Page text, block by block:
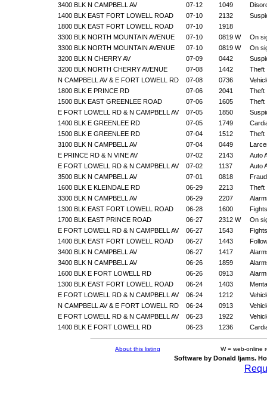
3400 BLK N CAMPBELL AV
07-12 1049
1400 BLK EAST FORT LOWELL ROAD
07-10 2132
1800 BLK EAST FORT LOWELL ROAD
07-10
1918
3300 BLK NORTH MOUNTAIN AVENUE
07-10 0819 W
On
3300 BLK NORTH MOUNTAIN AVENUE
07-10 0819 W
On
3200 BLK N CHERRY AV
07-09 0442
3200 BLK NORTH CHERRY AVENUE
07-08 1442
Theft
N CAMPBELL AV & E FORT LOWELL RD
07-08 0736
1800 BLK E PRINCE RD
07-06 2041
Theft
1500 BLK EAST GREENLEE ROAD
07-06 1605
Theft
E FORT LOWELL RD & N CAMPBELL AV
07-05 1850
1400 BLK E GREENLEE RD
07-05 1749
1500 BLK E GREENLEE RD
07-04 1512
Theft
3100 BLK N CAMPBELL AV
07-04 0449
E PRINCE RD & N VINE AV
07-02 2143
Auto
E FORT LOWELL RD & N CAMPBELL AV
07-02 1137
Auto
3500 BLK N CAMPBELL AV
07-01 0818
Fraud
1600 BLK E KLEINDALE RD
06-29 2213
Theft
3300 BLK N CAMPBELL AV
06-29 2207
1300 BLK EAST FORT LOWELL ROAD
06-28 1600
Fights
1700 BLK EAST PRINCE ROAD
06-27 2312 W
On
E FORT LOWELL RD & N CAMPBELL AV
06-27 1543
Fights
1400 BLK EAST FORT LOWELL ROAD
06-27 1443
3400 BLK N CAMPBELL AV
06-27 1417
3400 BLK N CAMPBELL AV
06-26 1859
1600 BLK E FORT LOWELL RD
06-26 0913
1300 BLK EAST FORT LOWELL ROAD
06-24 1403
E FORT LOWELL RD & N CAMPBELL AV
06-24 1212
N CAMPBELL AV & E FORT LOWELL RD
06-24 0913
E FORT LOWELL RD & N CAMPBELL AV
06-23 1922
1400 BLK E FORT LOWELL RD
06-23 1236
About this listing W = web-online
Software by Donald Ijams.